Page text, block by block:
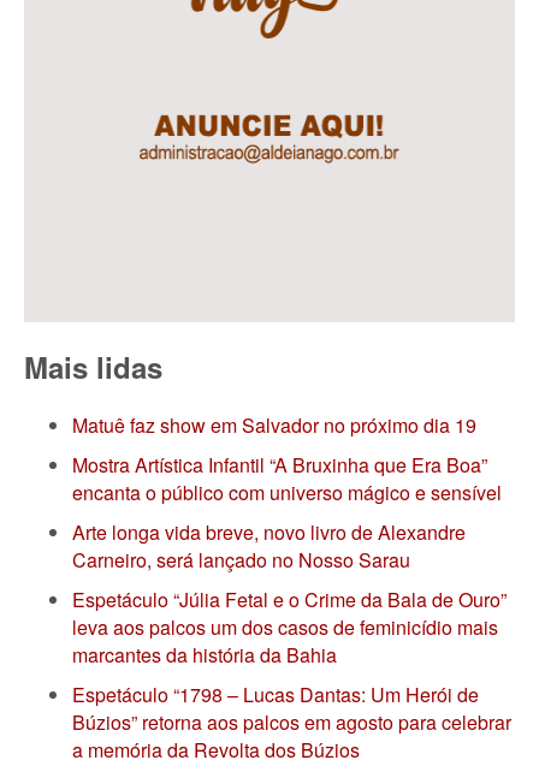
Mais lidas
Matuê faz show em Salvador no próximo dia 19
Mostra Artística Infantil “A Bruxinha que Era Boa”
encanta o público com universo mágico e sensível
Arte longa vida breve, novo livro de Alexandre
Carneiro, será lançado no Nosso Sarau
Espetáculo “Júlia Fetal e o Crime da Bala de Ouro”
leva aos palcos um dos casos de feminicídio mais
marcantes da história da Bahia
Espetáculo “1798 – Lucas Dantas: Um Herói de
Búzios” retorna aos palcos em agosto para celebrar
a memória da Revolta dos Búzios